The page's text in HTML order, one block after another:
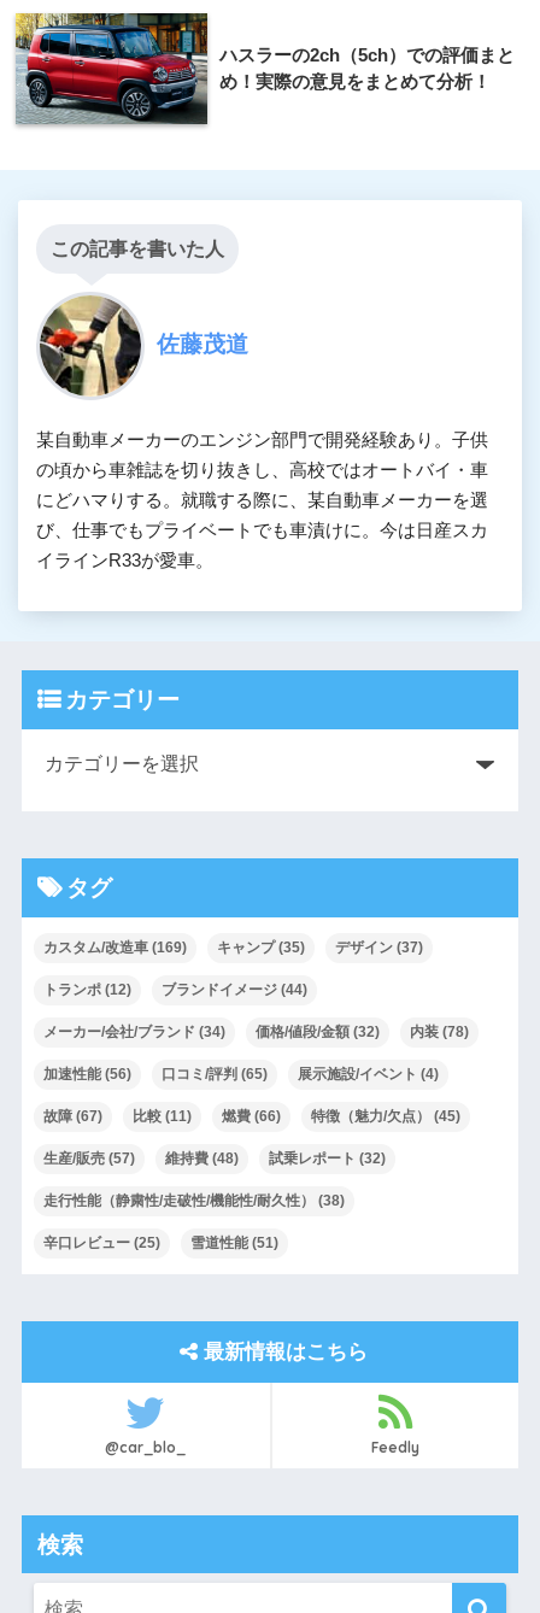
ハスラーの2ch（5ch）での評価まと
め！実際の意見をまとめて分析！
この記事を書いた人
佐藤茂道
某自動車メーカーのエンジン部門で開発経験あり。子供
の頃から車雑誌を切り抜きし、高校ではオートバイ・車
にどハマりする。就職する際に、某自動車メーカーを選
び、仕事でもプライベートでも車漬けに。今は日産スカ
イラインR33が愛車。
カテゴリー
タグ
カスタム/改造車(169) キャンプ(35) デザイン(37)
トランポ(12) ブランドイメージ(44)
メーカー/会社/ブランド (34) 価格/値段/金額(32) 内装(78)
加速性能(56) 口コミ/評判 (65) 展示施設/イベント (4)
故障(67) 比較(11) 燃費(66) 特徴（魅力/欠点） (45)
生産/販売(57) 維持費(48) 試乗レポート (32)
走行性能（静粛性/走破性/機能性/耐久性） (38)
辛口レビュー(25) 雪道性能(51)
最新情報はこちら
@car_blo_ Feedly
検索